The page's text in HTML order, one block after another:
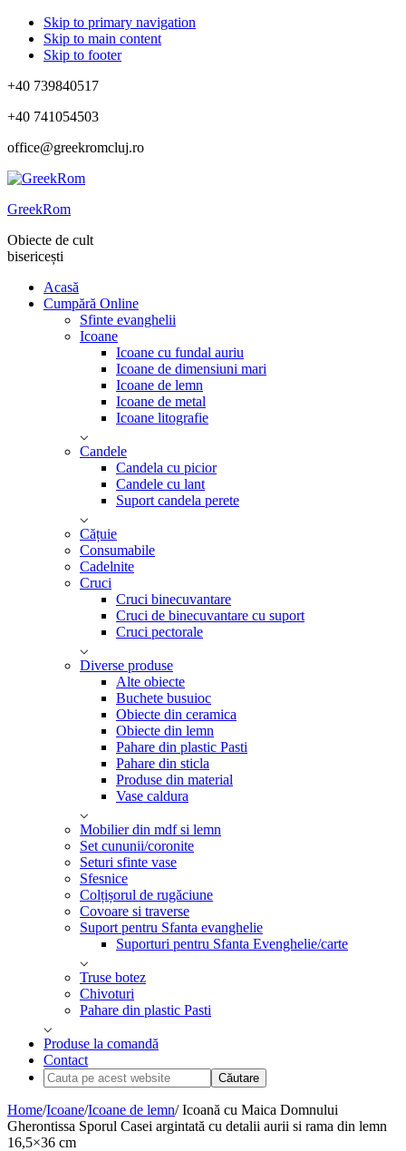
Skip to primary navigation
Skip to main content
Skip to footer
+40 739840517
+40 741054503
office@greekromcluj.ro
GreekRom
Obiecte de cult
bisericești
Acasă
Cumpără Online
Sfinte evanghelii
Icoane
Icoane cu fundal auriu
Icoane de dimensiuni mari
Icoane de lemn
Icoane de metal
Icoane litografie
Candele
Candela cu picior
Candele cu lant
Suport candela perete
Cățuie
Consumabile
Cadelnite
Cruci
Cruci binecuvantare
Cruci de binecuvantare cu suport
Cruci pectorale
Diverse produse
Alte obiecte
Buchete busuioc
Obiecte din ceramica
Obiecte din lemn
Pahare din plastic Pasti
Pahare din sticla
Produse din material
Vase caldura
Mobilier din mdf si lemn
Set cununii/coronite
Seturi sfinte vase
Sfesnice
Colțișorul de rugăciune
Covoare si traverse
Suport pentru Sfanta evanghelie
Suporturi pentru Sfanta Evenghelie/carte
Truse botez
Chivoturi
Pahare din plastic Pasti
Produse la comandă
Contact
Cauta
pe
acest
website
Home/Icoane/Icoane de lemn/ Icoană cu Maica Domnului
Gherontissa Sporul Casei argintată cu detalii aurii si rama din lemn
16,5×36 cm